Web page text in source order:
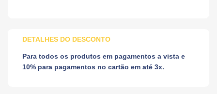
DETALHES DO DESCONTO
Para todos os produtos em pagamentos a vista e
10% para pagamentos no cartão em até 3x.